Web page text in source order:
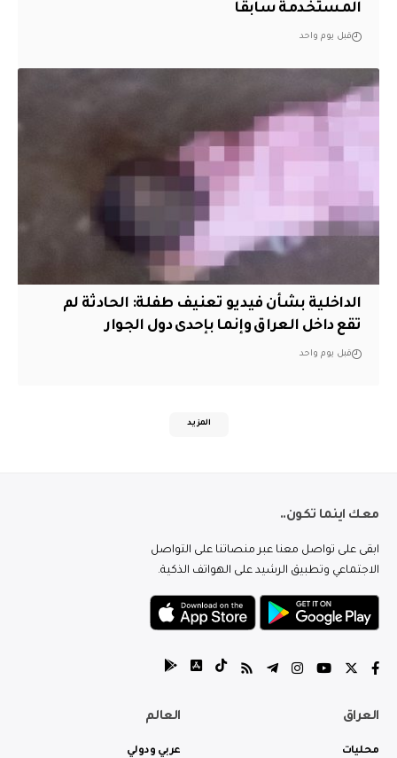
المستخدمة سابقاً
قبل يوم واحد
الداخلية بشأن فيديو تعنيف طفلة: الحادثة لم
تقع داخل العراق وإنما بإحدى دول الجوار
قبل يوم واحد
المزيد
معك اينما تكون..
ابقى على تواصل معنا عبر منصاتنا على التواصل
الاجتماعي وتطبيق الرشيد على الهواتف الذكية.
العراق
محليات
العالم
عربي ودولي